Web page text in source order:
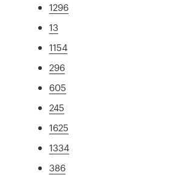
1296
13
1154
296
605
245
1625
1334
386